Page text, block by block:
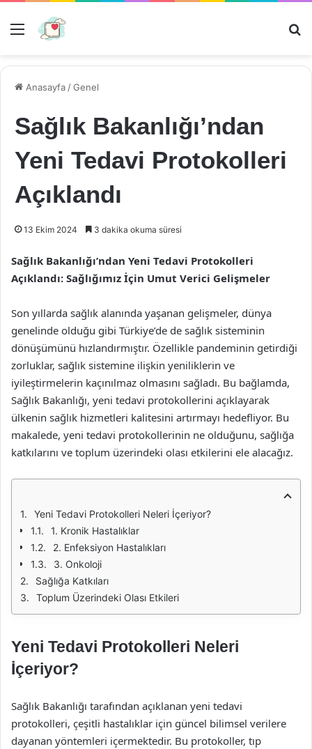
Menü
Anasayfa /Genel
Sağlık Bakanlığı’ndan
Yeni Tedavi Protokolleri
Açıklandı
13 Ekim 2024 3 dakika okuma süresi
Sağlık Bakanlığı’ndan Yeni Tedavi Protokolleri
Açıklandı: Sağlığımız İçin Umut Verici Gelişmeler
Son yıllarda sağlık alanında yaşanan gelişmeler, dünya
genelinde olduğu gibi Türkiye’de de sağlık sisteminin
dönüşümünü hızlandırmıştır. Özellikle pandeminin getirdiği
zorluklar, sağlık sistemine ilişkin yeniliklerin ve
iyileştirmelerin kaçınılmaz olmasını sağladı. Bu bağlamda,
Sağlık Bakanlığı, yeni tedavi protokollerini açıklayarak
ülkenin sağlık hizmetleri kalitesini artırmayı hedefliyor. Bu
makalede, yeni tedavi protokollerinin ne olduğunu, sağlığa
katkılarını ve toplum üzerindeki olası etkilerini ele alacağız.
Yeni Tedavi Protokolleri Neleri İçeriyor?
1. Kronik Hastalıklar
2. Enfeksiyon Hastalıkları
3. Onkoloji
Sağlığa Katkıları
Toplum Üzerindeki Olası Etkileri
Yeni Tedavi Protokolleri Neleri
İçeriyor?
Sağlık Bakanlığı tarafından açıklanan yeni tedavi
protokolleri, çeşitli hastalıklar için güncel bilimsel verilere
dayanan yöntemleri içermektedir. Bu protokoller, tıp